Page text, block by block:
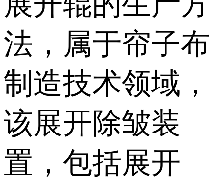
法，属于帘子布
制造技术领域，
该展开除皱装
置，包括展开